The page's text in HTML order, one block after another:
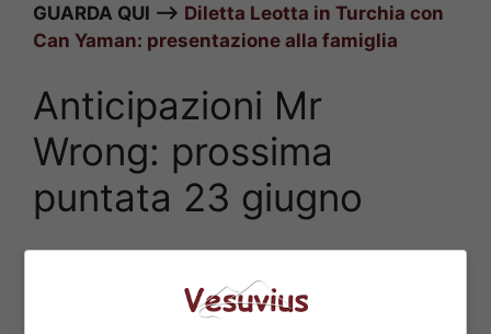
GUARDA QUI –> Diletta Leotta in Turchia con
Can Yaman: presentazione alla famiglia
Anticipazioni Mr
Wrong: prossima
puntata 23 giugno